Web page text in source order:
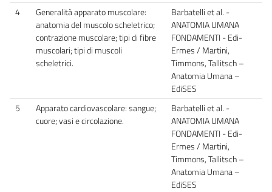
4
Generalità apparato muscolare:
anatomia del muscolo scheletrico;
contrazione muscolare; tipi di fibre
muscolari; tipi di muscoli
scheletrici.
Barbatelli et al. -
ANATOMIA UMANA
FONDAMENTI - Edi-
Ermes / Martini,
Timmons, Tallitsch –
Anatomia Umana –
EdiSES
5
Apparato cardiovascolare: sangue;
cuore; vasi e circolazione.
Barbatelli et al. -
ANATOMIA UMANA
FONDAMENTI - Edi-
Ermes / Martini,
Timmons, Tallitsch –
Anatomia Umana –
EdiSES